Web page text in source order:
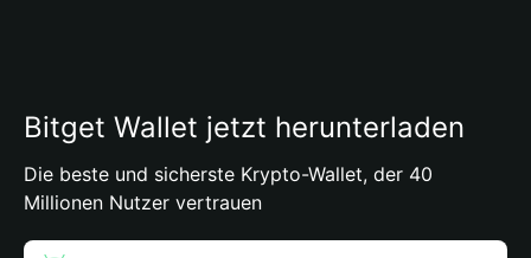
Bitget Wallet jetzt herunterladen
Die beste und sicherste Krypto-Wallet, der 40
Millionen Nutzer vertrauen